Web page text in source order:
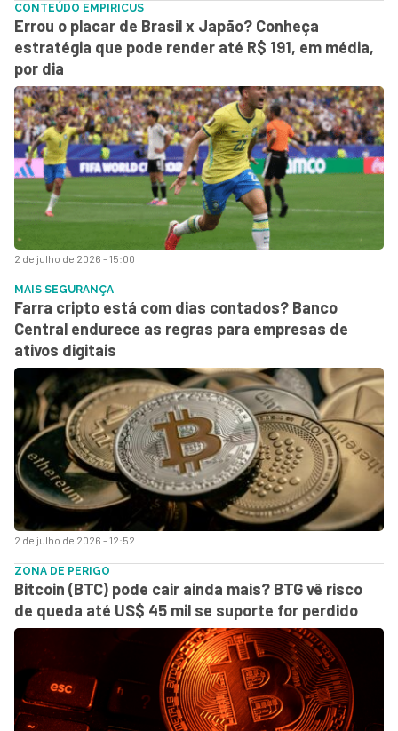
2 de julho de 2026 - 15:00
CONTEÚDO EMPIRICUS
Errou o placar de Brasil x Japão? Conheça
estratégia que pode render até R$ 191, em média,
por dia
2 de julho de 2026 - 12:52
MAIS SEGURANÇA
Farra cripto está com dias contados? Banco
Central endurece as regras para empresas de
ativos digitais
ZONA DE PERIGO
Bitcoin (BTC) pode cair ainda mais? BTG vê risco
de queda até US$ 45 mil se suporte for perdido